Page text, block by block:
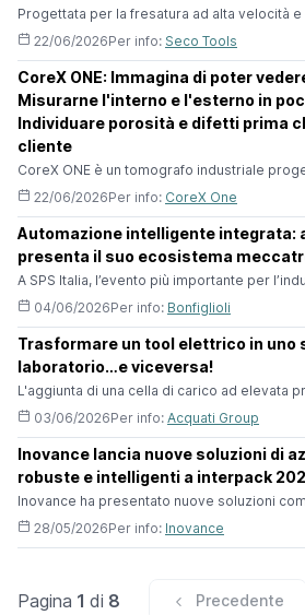
Progettata per la fresatura ad alta velocità
Seco® ha migliorato la gamma di porta pinze
design rigido e finemente equilibrato, ER
uniformi, una maggiore durata dell'utensile
precedenti.Il nuovo porta pinze ER HP è
rispondere alle sfide della lavorazione
22/06/2026Per info: Seco Tools
CoreX ONE: Immagina di poter
Misurarne l'interno e l'esterno in
Individuare porosità e difetti prima
cliente
CoreX ONE è un tomografo industriale
dimensioni interne ed esterne in un unico
soffiature e difetti interni in automatico.
con il modello CAD tramite mappa di
secondi.È lo strumento ideale per
cambio lotto: una verifica rapida a inizio
22/06/2026Per info: CoreX One
Automazione intelligente integrata:
presenta il suo ecosistema
A SPS Italia, l’evento più importante per
e sostenibile, Bonfiglioli ha presentato il suo
meccatronico che integra motoriduttori,
manutenzione predittiva e strumenti
l’automazione. Sotto i riflettori, la famiglia di
dedicate agli shuttle, AGV e AMR, la suite del
04/06/2026Per info: Bonfiglioli
Trasformare un tool elettrico in uno
laboratorio…e viceversa!
L'aggiunta di una cella di carico ad elevata
servopressa Coretec, migliora
funzione “Work Explorer” di CORETEC
esempio la serie di servopresse GS e MS)
altamente sofisticati.Non si limitano a
analizzano:Funzione Work Explorer:I
una modalità Work Exp
03/06/2026Per info: Acquati Group
Inovance lancia nuove soluzioni di
robuste e intelligenti a interpack
Inovance ha presentato nuove soluzioni
ecosistema di automazione completa in
servoazionamento multi-asse QS900 di
l’azionamento AC Serie DT60, il sistema
di interpack 2026 a Düsseldorf. Le ultime
motore dello s
28/05/2026Per info: Inovance
Pagina 1 di 8 Precedente